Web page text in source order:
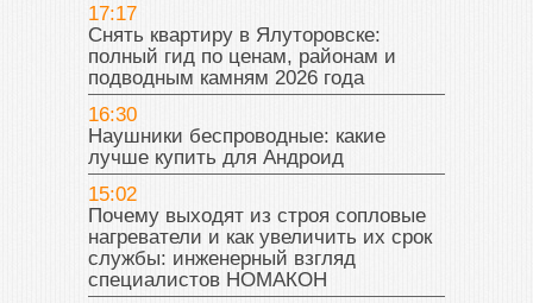
17:17
Снять квартиру в Ялуторовске:
полный гид по ценам, районам и
подводным камням 2026 года
16:30
Наушники беспроводные: какие
лучше купить для Андроид
15:02
Почему выходят из строя сопловые
нагреватели и как увеличить их срок
службы: инженерный взгляд
специалистов НОМАКОН